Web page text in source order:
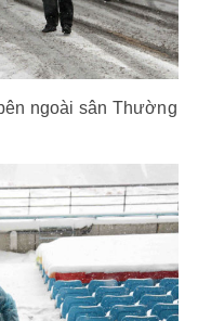
ngoài sân Thường